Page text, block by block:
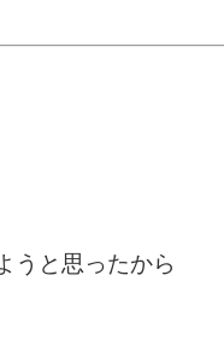
うと思ったから